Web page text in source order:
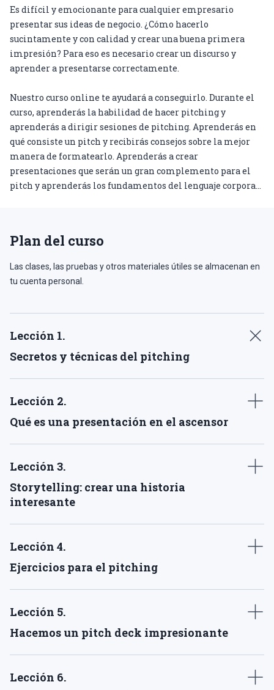
Es difícil y emocionante para cualquier empresario
presentar sus ideas de negocio. ¿Cómo hacerlo
sucintamente y con calidad y crear una buena primera
impresión? Para eso es necesario crear un discurso y
aprender a presentarse correctamente.
Nuestro curso online te ayudará a conseguirlo. Durante el
curso, aprenderás la habilidad de hacer pitching y
aprenderás a dirigir sesiones de pitching. Aprenderás en
qué consiste un pitch y recibirás consejos sobre la mejor
manera de formatearlo. Aprenderás a crear
presentaciones que serán un gran complemento para el
pitch y aprenderás los fundamentos del lenguaje corporal
proyecto. Las habilidades y conocimientos que adquieras
vender con éxito cualquier idea.
Plan del curso
Las clases, las pruebas y otros materiales útiles se almacenan en
tu cuenta personal.
Lección 1.
Secretos y técnicas del pitching
Lección 2.
Qué es una presentación en el ascensor
Lección 3.
Storytelling: crear una historia
interesante
Lección 4.
Ejercicios para el pitching
Lección 5.
Hacemos un pitch deck impresionante
Lección 6.